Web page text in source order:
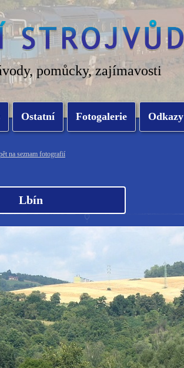
pomůcky, zajímavosti
Ostatní Fotogalerie Odkazy
na seznam fotografií
Lbín